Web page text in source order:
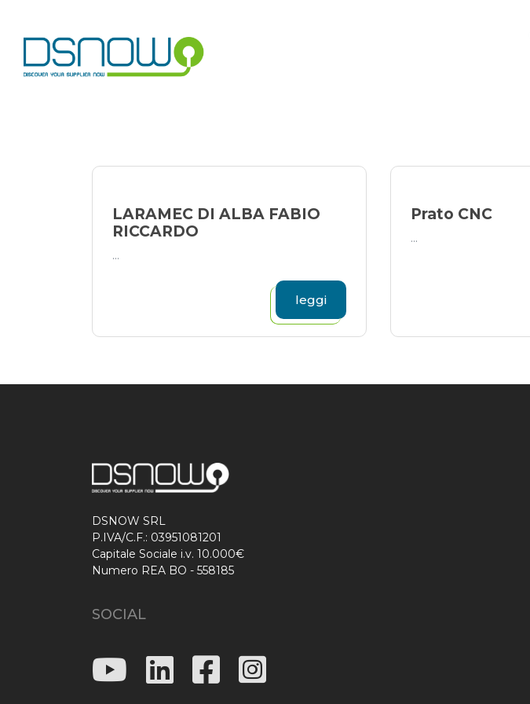
content
LARAMEC DI ALBA FABIO
RICCARDO
...
leggi
Prato CNC
...
DSNOW SRL
P.IVA/C.F.: 03951081201
Capitale Sociale i.v. 10.000€
Numero REA BO - 558185
SOCIAL